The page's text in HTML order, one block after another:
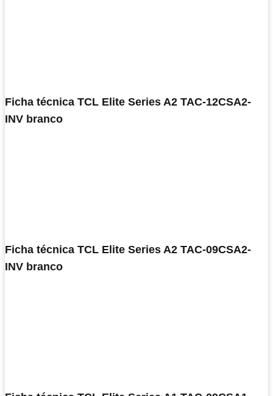
Ficha técnica TCL Elite Series A2 TAC-12CSA2-
INV branco
Ficha técnica TCL Elite Series A2 TAC-09CSA2-
INV branco